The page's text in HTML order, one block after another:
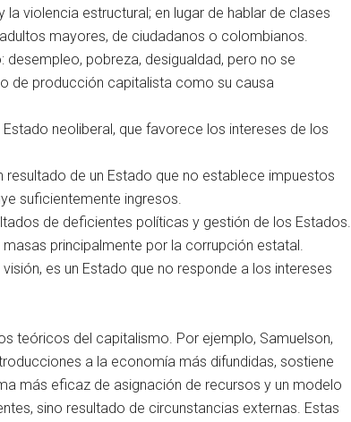
violencia estructural; en lugar de hablar de clases
mayores, de ciudadanos o colombianos.
pobreza, desigualdad, pero no se
de producción capitalista como su causa
neoliberal, que favorece los intereses de los
de un Estado que no establece impuestos
suficientemente ingresos.
de deficientes políticas y gestión de los Estados.
principalmente por la corrupción estatal.
es un Estado que no responde a los intereses
teóricos del capitalismo. Por ejemplo, Samuelson,
a la economía más difundidas, sostiene
más eficaz de asignación de recursos y un modelo
sino resultado de circunstancias externas. Estas